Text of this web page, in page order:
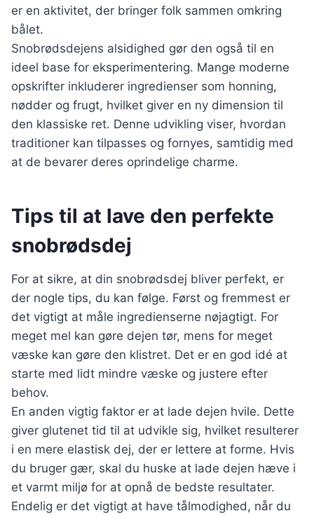
er en aktivitet, der bringer folk sammen omkring
bålet.
Snobrødsdejens alsidighed gør den også til en
ideel base for eksperimentering. Mange moderne
opskrifter inkluderer ingredienser som honning,
nødder og frugt, hvilket giver en ny dimension til
den klassiske ret. Denne udvikling viser, hvordan
traditioner kan tilpasses og fornyes, samtidig med
at de bevarer deres oprindelige charme.
Tips til at lave den perfekte
snobrødsdej
For at sikre, at din snobrødsdej bliver perfekt, er
der nogle tips, du kan følge. Først og fremmest er
det vigtigt at måle ingredienserne nøjagtigt. For
meget mel kan gøre dejen tør, mens for meget
væske kan gøre den klistret. Det er en god idé at
starte med lidt mindre væske og justere efter
behov.
En anden vigtig faktor er at lade dejen hvile. Dette
giver glutenet tid til at udvikle sig, hvilket resulterer
i en mere elastisk dej, der er lettere at forme. Hvis
du bruger gær, skal du huske at lade dejen hæve i
et varmt miljø for at opnå de bedste resultater.
Endelig er det vigtigt at have tålmodighed, når du